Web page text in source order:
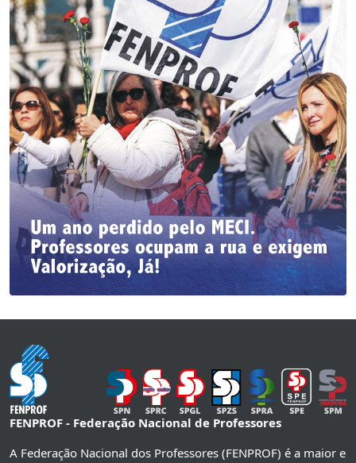
FENPROF - Federação Nacional de Professores
A Federação Nacional dos Professores (FENPROF) é a maior e